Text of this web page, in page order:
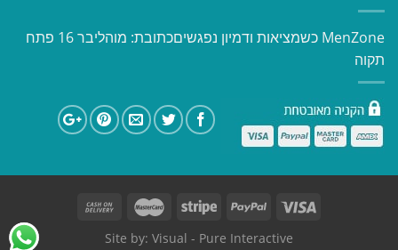
​​MenZone כשמציאות ודמיון נפגשים​ כתובת: מוהליבר 16 פתח
תקוה
Site by: Visual - Pure Interactive